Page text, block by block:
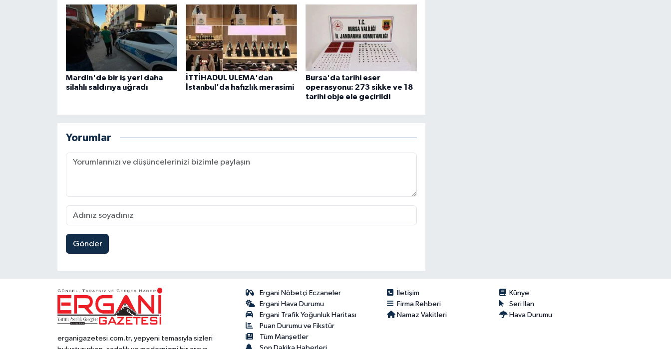
Mardin'de bir iş yeri daha
silahlı saldırıya uğradı
İTTİHADUL ULEMA'dan
İstanbul'da hafızlık merasimi
Bursa'da tarihi eser
operasyonu: 273 sikke ve 18
tarihi obje ele geçirildi
Yorumlar
Gönder
erganigazetesi.com.tr, yepyeni temasıyla sizleri
Ergani Nöbetçi Eczaneler
Ergani Hava Durumu
Ergani Trafik Yoğunluk Haritası
Puan Durumu ve Fikstür
Tüm Manşetler
İletişim
Künye
Firma Rehberi
Seri İlan
Namaz Vakitleri
Hava Durumu